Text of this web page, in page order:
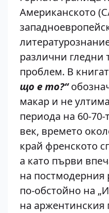
Американското
различни гледни
проблем. В
що е то?“
макар и не
периода на 60-70-
век, времето
край френското
а като първи
на постмодерния
по-обстойно на
на аржентинския